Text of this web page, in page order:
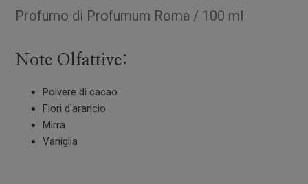
Profumo di Profumum Roma / 100 ml
Note Olfattive:
Polvere di cacao
Fiori d'arancio
Mirra
Vaniglia